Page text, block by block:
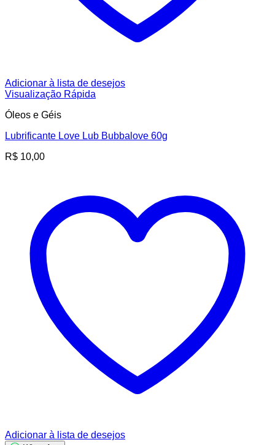
Adicionar à lista de desejos
Visualização Rápida
Óleos e Géis
Lubrificante Love Lub Bubbalove 60g
R$ 10,00
Adicionar à lista de desejos